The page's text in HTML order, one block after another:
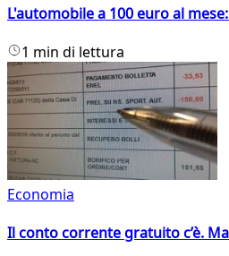
L'automobile a 100 euro al
1 min di lettura
Economia
Il conto corrente gratuito c’è.